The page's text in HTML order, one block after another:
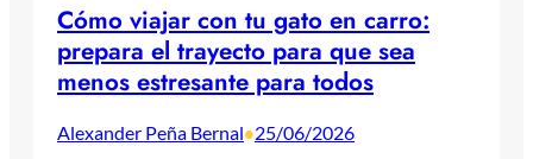
Cómo viajar con tu gato en carro:
prepara el trayecto para que sea
menos estresante para todos
Alexander Peña Bernal•25/06/2026